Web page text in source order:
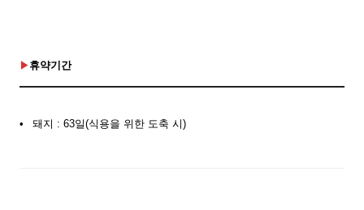
휴약기간
돼지 : 63일(식용을 위한 도축 시)